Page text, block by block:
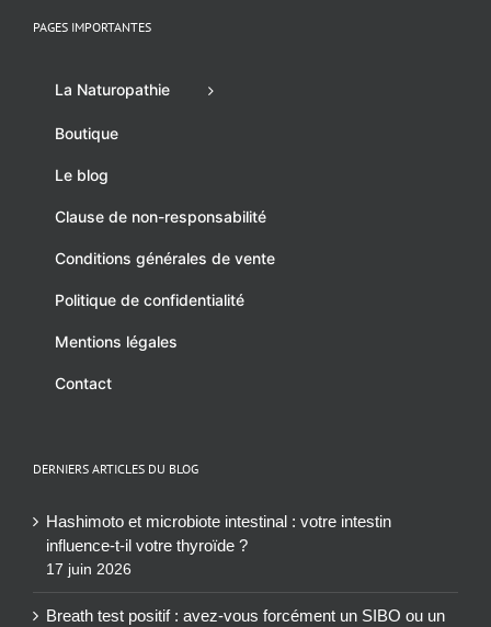
PAGES IMPORTANTES
La Naturopathie
Boutique
Le blog
Clause de non-responsabilité
Conditions générales de vente
Politique de confidentialité
Mentions légales
Contact
DERNIERS ARTICLES DU BLOG
Hashimoto et microbiote intestinal : votre intestin
influence-t-il votre thyroïde ?
17 juin 2026
Breath test positif : avez-vous forcément un SIBO ou un